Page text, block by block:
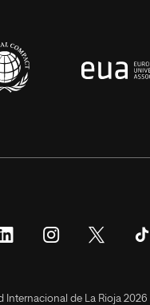
SíguenosSíguenos Síguenos
Internacional de La Rioja 2026